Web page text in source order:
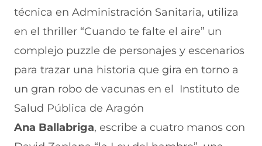
técnica en Administración Sanitaria, utiliza
en el thriller “Cuando te falte el aire” un
complejo puzzle de personajes y escenarios
para trazar una historia que gira en torno a
un gran robo de vacunas en el Instituto de
Salud Pública de Aragón
Ana Ballabriga, escribe a cuatro manos con